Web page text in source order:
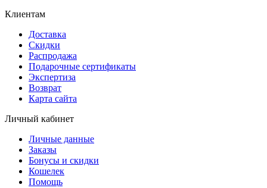
Клиентам
Доставка
Скидки
Распродажа
Подарочные сертификаты
Экспертиза
Возврат
Карта сайта
Личный кабинет
Личные данные
Заказы
Бонусы и скидки
Кошелек
Помощь